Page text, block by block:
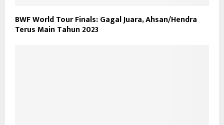
BWF World Tour Finals: Gagal Juara, Ahsan/Hendra
Terus Main Tahun 2023